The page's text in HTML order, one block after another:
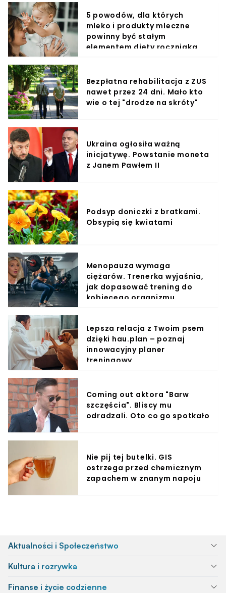
5 powodów, dla których
mleko i produkty mleczne
powinny być stałym
elementem diety roczniaka
Bezpłatna rehabilitacja z ZUS
nawet przez 24 dni. Mało kto
wie o tej "drodze na skróty"
Ukraina ogłosiła ważną
inicjatywę. Powstanie moneta
z Janem Pawłem II
Podsyp doniczki z bratkami.
Obsypią się kwiatami
Menopauza wymaga
ciężarów. Trenerka wyjaśnia,
jak dopasować trening do
kobiecego organizmu
Lepsza relacja z Twoim psem
dzięki hau.plan – poznaj
innowacyjny planer
treningowy
Coming out aktora "Barw
szczęścia". Bliscy mu
odradzali. Oto co go spotkało
Nie pij tej butelki. GIS
ostrzega przed chemicznym
zapachem w znanym napoju
Aktualności i Społeczeństwo
Kultura i rozrywka
Finanse i życie codzienne